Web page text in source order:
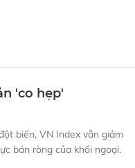
'co hẹp'
biến, VN Index vẫn giảm
bán ròng của khối ngoại.